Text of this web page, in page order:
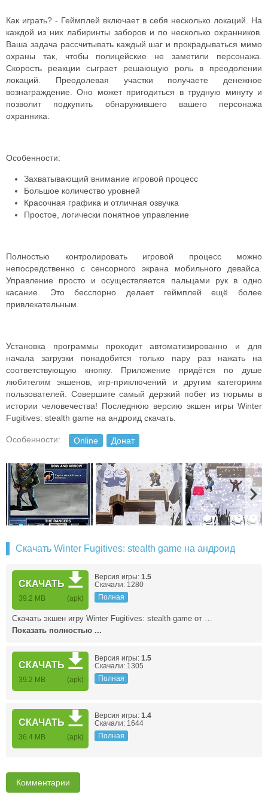
Как играть? - Геймплей включает в себя несколько локаций. На
каждой из них лабиринты заборов и по несколько охранников.
Ваша задача рассчитывать каждый шаг и прокрадываться мимо
охраны так, чтобы полицейские не заметили персонажа.
Скорость реакции сыграет решающую роль в преодолении
локаций. Преодолевая участки получаете денежное
вознаграждение. Оно может пригодиться в трудную минуту и
позволит подкупить обнаружившего вашего персонажа
охранника.
Особенности:
Захватывающий внимание игровой процесс
Большое количество уровней
Красочная графика и отличная озвучка
Простое, логически понятное управление
Полностью контролировать игровой процесс можно
непосредственно с сенсорного экрана мобильного девайса.
Управление просто и осуществляется пальцами рук в одно
касание. Это бесспорно делает геймплей ещё более
привлекательным.
Установка программы проходит автоматизированно и для
начала загрузки понадобится только пару раз нажать на
соответствующую кнопку. Приложение придётся по душе
любителям экшенов, игр-приключений и другим категориям
пользователей. Совершите самый дерзкий побег из тюрьмы в
истории человечества! Последнюю версию экшен игры Winter
Fugitives: stealth game на андроид скачать.
Особенности: Online Донат
Скачать Winter Fugitives: stealth game на андроид
СКАЧАТЬ
39.2 MB (apk)
Версия игры: 1.5
Скачали: 1280
Полная
Скачать экшен игру Winter Fugitives: stealth game от …
Показать полностью ...
СКАЧАТЬ
39.2 MB (apk)
Версия игры: 1.5
Скачали: 1305
Полная
СКАЧАТЬ
36.4 MB (apk)
Версия игры: 1.4
Скачали: 1644
Полная
Комментарии